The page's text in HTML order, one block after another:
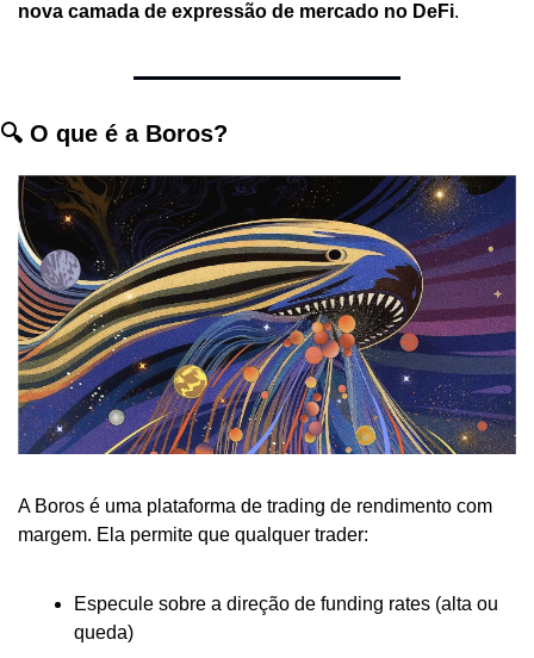
nova camada de expressão de mercado no DeFi.
🔍 O que é a Boros?
A Boros é uma plataforma de trading de rendimento com
margem. Ela permite que qualquer trader:
Especule sobre a direção de funding rates (alta ou
queda)